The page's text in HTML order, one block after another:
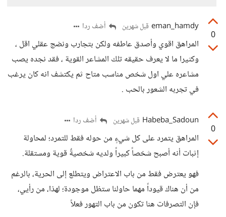
0
eman_hamdy قبل شهرين أضف ردا
المراهق اقوي وأصدق عاطفه ولكن بتجارب ونضج عقلي اقل ،
وكثيرا ما لا يعرف حقيقه تلك المشاعر القوية ، فقد نجده يصب
مشاعره علي اول شخص مناسب متاح ثم يكتشف انه كان يرغب
في تجربه الشعور بالحب .
0
Habeba_Sadoun قبل شهرين أضف ردا
المراهق يتمرد على كل شيءٍ من حوله فقط للتمرد؛ لمحاولة
إثبات أنه أصبح شخصاً كبيراً ولديه شخصيةٌ قوية ومستقلة.
فهو يعترض فقط من باب الاعتراض ويتطلع إلى الحرية، بالرغم
من أن هناك قيوداً مهما حاولنا ستظل موجودة؛ لهذا، من رأيي،
فإن التصرفات هنا تكون من باب التهور فعلاً